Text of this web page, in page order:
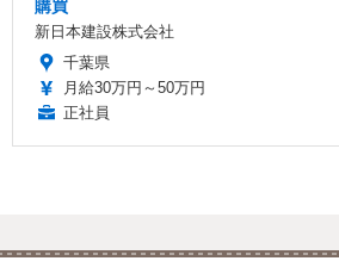
購買
新日本建設株式会社
千葉県
月給30万円～50万円
正社員